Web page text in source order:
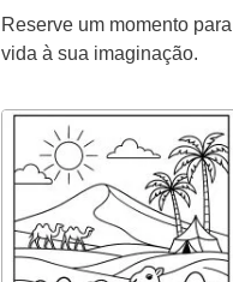
Reserve um momento
vida à sua imaginação.